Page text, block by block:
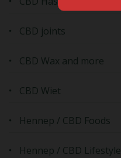
CBD joints
CBD Wax and more
CBD Wiet
Hennep / CBD Foods
Hennep / CBD Lifestyle